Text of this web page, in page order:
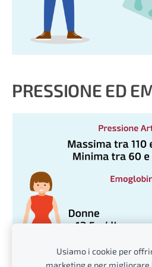
PRESSIONE ED
Usiamo i cookie per
marketing e per migliorare